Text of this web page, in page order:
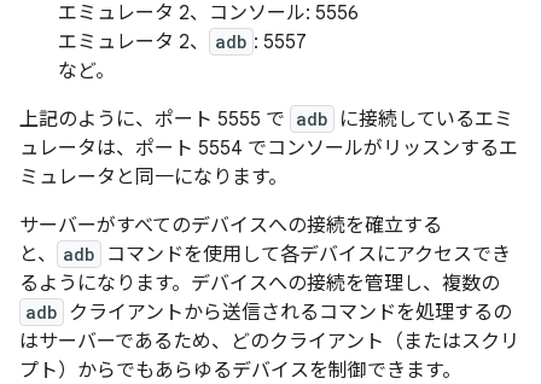
エミュレータ 2、コンソール: 5556
エミュレータ 2、
adb : 5557
など。
上記のように、ポート 5555 で adb
に接続しているエミ
ュレータは、ポート 5554 でコンソールがリッスンするエ
ミュレータと同一になります。
サーバーがすべてのデバイスへの接続を確立する
と、
adb
コマンドを使用して各デバイスにアクセスでき
るようになります。デバイスへの接続を管理し、複数の
adb
クライアントから送信されるコマンドを処理するの
はサーバーであるため、どのクライアント（またはスクリ
プト）からでもあらゆるデバイスを制御できます。